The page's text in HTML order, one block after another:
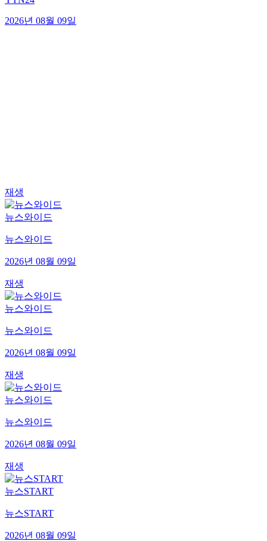
2026년 08월 09일
재생
뉴스와이드
뉴스와이드
2026년 08월 09일
재생
뉴스와이드
뉴스와이드
2026년 08월 09일
재생
뉴스와이드
뉴스와이드
2026년 08월 09일
재생
뉴스START
뉴스START
2026년 08월 09일